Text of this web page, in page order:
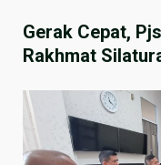
Gerak Cepat,
Rakhmat